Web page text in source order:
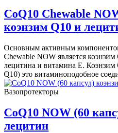
CoQ10 Chewable
коэнзим Q10 и
Основным активным
Chewable NOW является
лецитина и витамина Е.
Q10) это витаминоподобное
Вазопротекторы
CoQ10 NOW (60
лецитин